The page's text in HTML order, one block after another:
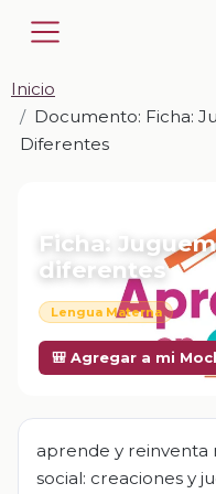
Inicio
Documento: Ficha:
Diferentes
Ficha:
diferentes
Lengua Materna
🎒 Agregar a mi
aprende y reinventa
social: creaciones y